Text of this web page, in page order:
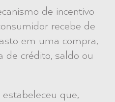
de incentivo
recebe de
em uma compra,
crédito, saldo ou
que,